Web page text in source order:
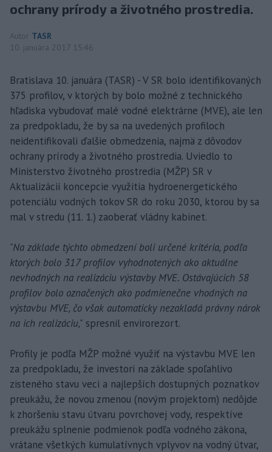
ochrany prírody a životného prostredia.
Autor TASR
10. januára 2017 15:46
Bratislava 10. januára (TASR) - V SR bolo identifikovaných
375 profilov, v ktorých by bolo možné z technického
hľadiska vybudovať malé vodné elektrárne (MVE), ale len
za predpokladu, že by sa na uvedených profiloch
neidentifikovali ďalšie obmedzenia, najmä z dôvodov
ochrany prírody a životného prostredia. Uviedlo to
Ministerstvo životného prostredia (MŽP) SR v
Aktualizácii koncepcie využitia hydroenergetického
potenciálu vodných tokov SR do roku 2030, ktorou by sa
mal v stredu (11. 1.) zaoberať vládny kabinet.
"Na základe týchto obmedzení boli určené kritéria, podľa
ktorých bolo 317 profilov vyhodnotených ako aktuálne
nevhodných na realizáciu výstavby MVE. Ostávajúcich 58
profilov bolo označených ako podmienečne vhodných na
výstavbu MVE, čo však automaticky nezakladá právny nárok
na ich realizáciu," spresnil envirorezort.
Profily je podľa MŽP možné využiť na výstavbu MVE len
za predpokladu, že investori na základe spoľahlivo
zisteného stavu veci a najlepších dostupných poznatkov
preukážu, že novou zmenou (novým projektom) nedôjde
k zhoršeniu stavu útvaru povrchovej vody, respektíve
preukážu splnenie podmienok podľa vodného zákona,
vrátane všetkých kumulatívnych vplyvov na vodný útvar,